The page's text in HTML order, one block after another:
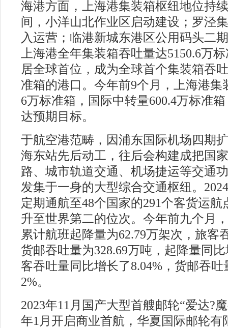
海港方面，上海港集装箱枢纽地位持
间，小洋山北作业区启动建设；罗泾
入运营；临港新城东港区公用码头二
上海港全年集装箱吞吐量达5150.6万
居全球首位，成为全球首个集装箱吞
准箱的港口。今年前9个月，上海港集
6万标准箱，国际中转量600.4万标准
达预期目标。
于航空港范畴，因浦东国际机场四期
海东站先后动工，往后会构建成把国
路、城市轨道交通、机场捷运等交通
发集于一身的大型综合交通枢纽。
定期通航至48个国家的291个客货运
升至世界第二的位次。今年前九个月
累计航班起降量为62.79万架次，旅客
货邮吞吐量为328.69万吨，起降量同
客吞吐量同比增长了8.04%，货邮吞吐
2%。
2023年11月国产大型首艘邮轮“爱达?
年1月开启商业首航，华夏国际邮轮有